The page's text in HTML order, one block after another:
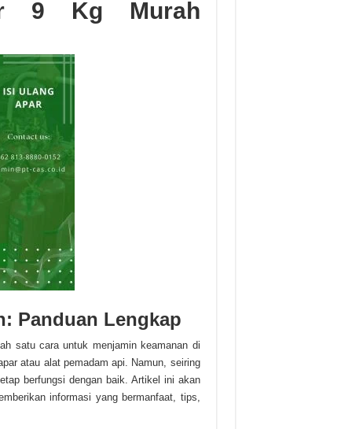
9 Kg Murah
Panduan Lengkap
satu cara untuk menjamin keamanan di
atau alat pemadam api. Namun, seiring
berfungsi dengan baik. Artikel ini akan
informasi yang bermanfaat, tips,